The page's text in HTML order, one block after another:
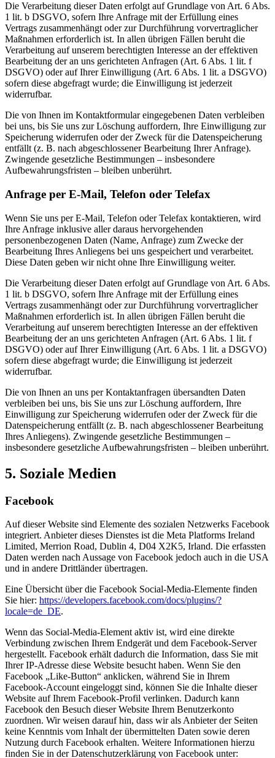
Die Verarbeitung dieser Daten erfolgt auf Grundlage von Art. 6 Abs.
1 lit. b DSGVO, sofern Ihre Anfrage mit der Erfüllung eines
Vertrags zusammenhängt oder zur Durchführung vorvertraglicher
Maßnahmen erforderlich ist. In allen übrigen Fällen beruht die
Verarbeitung auf unserem berechtigten Interesse an der effektiven
Bearbeitung der an uns gerichteten Anfragen (Art. 6 Abs. 1 lit. f
DSGVO) oder auf Ihrer Einwilligung (Art. 6 Abs. 1 lit. a DSGVO)
sofern diese abgefragt wurde; die Einwilligung ist jederzeit
widerrufbar.
Die von Ihnen im Kontaktformular eingegebenen Daten verbleiben
bei uns, bis Sie uns zur Löschung auffordern, Ihre Einwilligung zur
Speicherung widerrufen oder der Zweck für die Datenspeicherung
entfällt (z. B. nach abgeschlossener Bearbeitung Ihrer Anfrage).
Zwingende gesetzliche Bestimmungen – insbesondere
Aufbewahrungsfristen – bleiben unberührt.
Anfrage per E-Mail, Telefon oder Telefax
Wenn Sie uns per E-Mail, Telefon oder Telefax kontaktieren, wird
Ihre Anfrage inklusive aller daraus hervorgehenden
personenbezogenen Daten (Name, Anfrage) zum Zwecke der
Bearbeitung Ihres Anliegens bei uns gespeichert und verarbeitet.
Diese Daten geben wir nicht ohne Ihre Einwilligung weiter.
Die Verarbeitung dieser Daten erfolgt auf Grundlage von Art. 6 Abs.
1 lit. b DSGVO, sofern Ihre Anfrage mit der Erfüllung eines
Vertrags zusammenhängt oder zur Durchführung vorvertraglicher
Maßnahmen erforderlich ist. In allen übrigen Fällen beruht die
Verarbeitung auf unserem berechtigten Interesse an der effektiven
Bearbeitung der an uns gerichteten Anfragen (Art. 6 Abs. 1 lit. f
DSGVO) oder auf Ihrer Einwilligung (Art. 6 Abs. 1 lit. a DSGVO)
sofern diese abgefragt wurde; die Einwilligung ist jederzeit
widerrufbar.
Die von Ihnen an uns per Kontaktanfragen übersandten Daten
verbleiben bei uns, bis Sie uns zur Löschung auffordern, Ihre
Einwilligung zur Speicherung widerrufen oder der Zweck für die
Datenspeicherung entfällt (z. B. nach abgeschlossener Bearbeitung
Ihres Anliegens). Zwingende gesetzliche Bestimmungen –
insbesondere gesetzliche Aufbewahrungsfristen – bleiben unberührt.
5. Soziale Medien
Facebook
Auf dieser Website sind Elemente des sozialen Netzwerks Facebook
integriert. Anbieter dieses Dienstes ist die Meta Platforms Ireland
Limited, Merrion Road, Dublin 4, D04 X2K5, Irland. Die erfassten
Daten werden nach Aussage von Facebook jedoch auch in die USA
und in andere Drittländer übertragen.
Eine Übersicht über die Facebook Social-Media-Elemente finden
Sie hier: https://developers.facebook.com/docs/plugins/?
locale=de_DE.
Wenn das Social-Media-Element aktiv ist, wird eine direkte
Verbindung zwischen Ihrem Endgerät und dem Facebook-Server
hergestellt. Facebook erhält dadurch die Information, dass Sie mit
Ihrer IP-Adresse diese Website besucht haben. Wenn Sie den
Facebook „Like-Button“ anklicken, während Sie in Ihrem
Facebook-Account eingeloggt sind, können Sie die Inhalte dieser
Website auf Ihrem Facebook-Profil verlinken. Dadurch kann
Facebook den Besuch dieser Website Ihrem Benutzerkonto
zuordnen. Wir weisen darauf hin, dass wir als Anbieter der Seiten
keine Kenntnis vom Inhalt der übermittelten Daten sowie deren
Nutzung durch Facebook erhalten. Weitere Informationen hierzu
finden Sie in der Datenschutzerklärung von Facebook unter: